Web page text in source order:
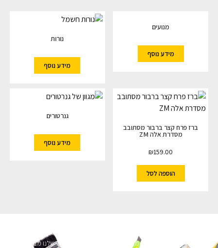
מנועים
מידע נוסף
נורות
מידע נוסף
ברז פרח קצר ברבור מסתובב
מסדרת אלה ZM
₪159.00
הוספה לסל
גנרטורים
מידע נוסף
השארו מעודכנים
מעוניינים לקבל עדכונים על מבצעים והנחות הירשמו לניוזלטר שלנו מבטיחים לא